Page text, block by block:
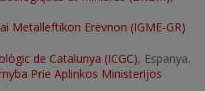
Metalleftikon Erevnon (IGME-GR)
de Catalunya (ICGC), Espanya.
Prie Aplinkos Ministerijos